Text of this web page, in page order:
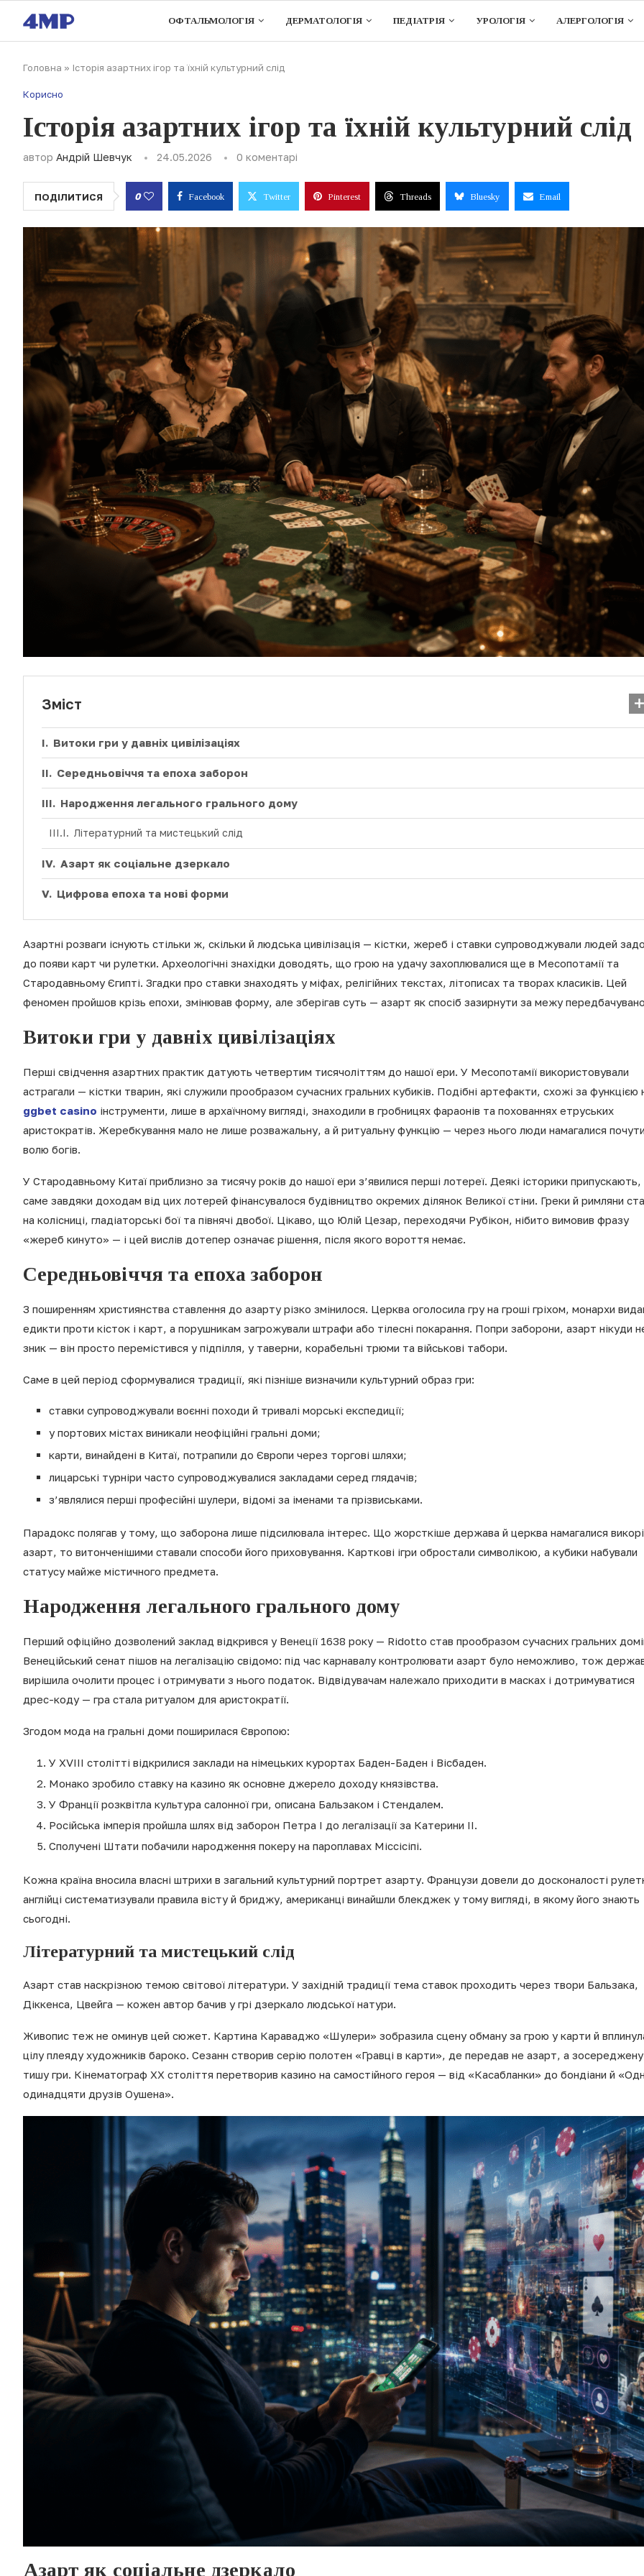
ОФТАЛЬМОЛОГІЯ ДЕРМАТОЛОГІЯ ПЕДІАТРІЯ УРОЛОГІЯ АЛЕРГОЛОГІЯ
Головна » Історія азартних ігор та їхній культурний слід
Корисно
Історія азартних ігор та їхній культурний слід
автор Андрій Шевчук 24.05.2026 0 коментарі
ПОДІЛИТИСЯ 0 Facebook Twitter Pinterest Threads Bluesky Email
Зміст
Витоки гри у давніх цивілізаціях
Середньовіччя та епоха заборон
Народження легального грального дому
Літературний та мистецький слід
Азарт як соціальне дзеркало
Цифрова епоха та нові форми
Азартні розваги існують стільки ж, скільки й людська цивілізація — кістки, жереб і ставки супроводжували людей
до появи карт чи рулетки. Археологічні знахідки доводять, що грою на удачу захоплювалися ще в Месопотамії та
Стародавньому Єгипті. Згадки про ставки знаходять у міфах, релігійних текстах, літописах та творах класиків. Цей
феномен пройшов крізь епохи, змінював форму, але зберігав суть — азарт як спосіб зазирнути за межу
Витоки гри у давніх цивілізаціях
Перші свідчення азартних практик датують четвертим тисячоліттям до нашої ери. У Месопотамії використовували
астрагали — кістки тварин, які служили прообразом сучасних гральних кубиків. Подібні артефакти, схожі за функцією
ggbet casino інструменти, лише в архаїчному вигляді, знаходили в гробницях фараонів та похованнях етруських
аристократів. Жеребкування мало не лише розважальну, а й ритуальну функцію — через нього люди намагалися почути
волю богів.
У Стародавньому Китаї приблизно за тисячу років до нашої ери з’явилися перші лотереї. Деякі історики
саме завдяки доходам від цих лотерей фінансувалося будівництво окремих ділянок Великої стіни. Греки й римляни
на колісниці, гладіаторські бої та півнячі двобої. Цікаво, що Юлій Цезар, переходячи Рубікон, нібито вимовив фразу
«жереб кинуто» — і цей вислів дотепер означає рішення, після якого вороття немає.
Середньовіччя та епоха заборон
З поширенням християнства ставлення до азарту різко змінилося. Церква оголосила гру на гроші гріхом, монархи
едикти проти кісток і карт, а порушникам загрожували штрафи або тілесні покарання. Попри заборони, азарт нікуди
зник — він просто перемістився у підпілля, у таверни, корабельні трюми та військові табори.
Саме в цей період сформувалися традиції, які пізніше визначили культурний образ гри:
ставки супроводжували воєнні походи й тривалі морські експедиції;
у портових містах виникали неофіційні гральні доми;
карти, винайдені в Китаї, потрапили до Європи через торгові шляхи;
лицарські турніри часто супроводжувалися закладами серед глядачів;
з’являлися перші професійні шулери, відомі за іменами та прізвиськами.
Парадокс полягав у тому, що заборона лише підсилювала інтерес. Що жорсткіше держава й церква намагалися
азарт, то витонченішими ставали способи його приховування. Карткові ігри обростали символікою, а кубики набували
статусу майже містичного предмета.
Народження легального грального дому
Перший офіційно дозволений заклад відкрився у Венеції 1638 року — Ridotto став прообразом сучасних гральних
Венеційський сенат пішов на легалізацію свідомо: під час карнавалу контролювати азарт було неможливо, тож
вирішила очолити процес і отримувати з нього податок. Відвідувачам належало приходити в масках і дотримуватися
дрес-коду — гра стала ритуалом для аристократії.
Згодом мода на гральні доми поширилася Європою:
У XVIII столітті відкрилися заклади на німецьких курортах Баден-Баден і Вісбаден.
Монако зробило ставку на казино як основне джерело доходу князівства.
У Франції розквітла культура салонної гри, описана Бальзаком і Стендалем.
Російська імперія пройшла шлях від заборон Петра I до легалізації за Катерини II.
Сполучені Штати побачили народження покеру на пароплавах Міссісіпі.
Кожна країна вносила власні штрихи в загальний культурний портрет азарту. Французи довели до досконалості
англійці систематизували правила вісту й бриджу, американці винайшли блекджек у тому вигляді, в якому його знають
сьогодні.
Літературний та мистецький слід
Азарт став наскрізною темою світової літератури. У західній традиції тема ставок проходить через твори Бальзака,
Діккенса, Цвейга — кожен автор бачив у грі дзеркало людської натури.
Живопис теж не оминув цей сюжет. Картина Караваджо «Шулери» зобразила сцену обману за грою у карти й
цілу плеяду художників бароко. Сезанн створив серію полотен «Гравці в карти», де передав не азарт, а зосереджену
тишу гри. Кінематограф ХХ століття перетворив казино на самостійного героя — від «Касабланки» до бондіани й
одинадцяти друзів Оушена».
Азарт як соціальне дзеркало
проґавити серйозну